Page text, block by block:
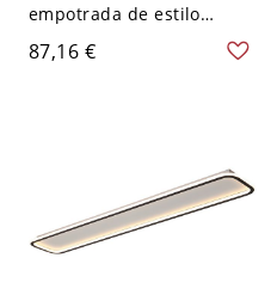
empotrada de estilo
moderno con bombilla
LED blanca rectangular
87,16 €